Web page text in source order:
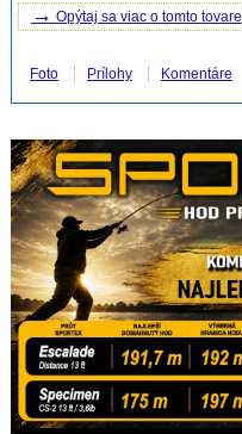
→ Opýtaj sa viac o tomto tovare
Foto Prílohy Komentáre